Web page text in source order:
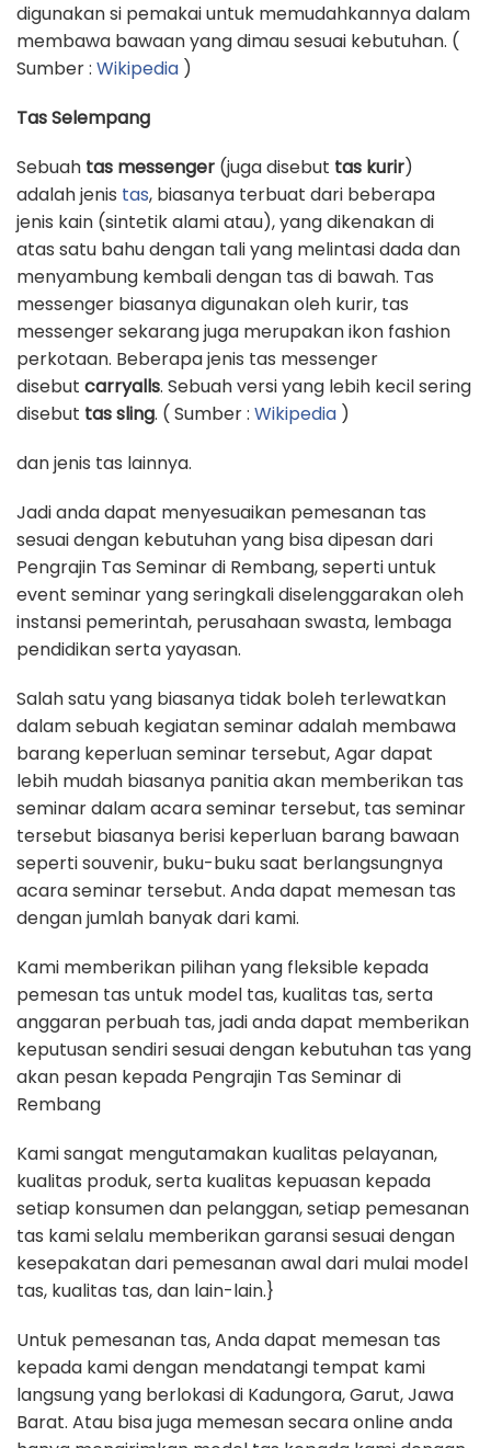
digunakan si pemakai untuk memudahkannya dalam
membawa bawaan yang dimau sesuai kebutuhan. (
Sumber : Wikipedia )
Tas Selempang
Sebuah tas messenger (juga disebut tas kurir)
adalah jenis tas, biasanya terbuat dari beberapa
jenis kain (sintetik alami atau), yang dikenakan di
atas satu bahu dengan tali yang melintasi dada dan
menyambung kembali dengan tas di bawah. Tas
messenger biasanya digunakan oleh kurir, tas
messenger sekarang juga merupakan ikon fashion
perkotaan. Beberapa jenis tas messenger
disebut carryalls. Sebuah versi yang lebih kecil sering
disebut tas sling. ( Sumber : Wikipedia )
dan jenis tas lainnya.
Jadi anda dapat menyesuaikan pemesanan tas
sesuai dengan kebutuhan yang bisa dipesan dari
Pengrajin Tas Seminar di Rembang, seperti untuk
event seminar yang seringkali diselenggarakan oleh
instansi pemerintah, perusahaan swasta, lembaga
pendidikan serta yayasan.
Salah satu yang biasanya tidak boleh terlewatkan
dalam sebuah kegiatan seminar adalah membawa
barang keperluan seminar tersebut, Agar dapat
lebih mudah biasanya panitia akan memberikan tas
seminar dalam acara seminar tersebut, tas seminar
tersebut biasanya berisi keperluan barang bawaan
seperti souvenir, buku-buku saat berlangsungnya
acara seminar tersebut. Anda dapat memesan tas
dengan jumlah banyak dari kami.
Kami memberikan pilihan yang fleksible kepada
pemesan tas untuk model tas, kualitas tas, serta
anggaran perbuah tas, jadi anda dapat memberikan
keputusan sendiri sesuai dengan kebutuhan tas yang
akan pesan kepada Pengrajin Tas Seminar di
Rembang
Kami sangat mengutamakan kualitas pelayanan,
kualitas produk, serta kualitas kepuasan kepada
setiap konsumen dan pelanggan, setiap pemesanan
tas kami selalu memberikan garansi sesuai dengan
kesepakatan dari pemesanan awal dari mulai model
tas, kualitas tas, dan lain-lain.}
Untuk pemesanan tas, Anda dapat memesan tas
kepada kami dengan mendatangi tempat kami
langsung yang berlokasi di Kadungora, Garut, Jawa
Barat. Atau bisa juga memesan secara online anda